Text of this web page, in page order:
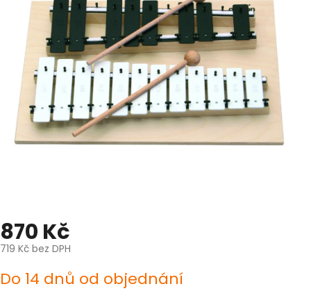
870 Kč
719 Kč bez DPH
cena:
Do 14 dnů od objednání